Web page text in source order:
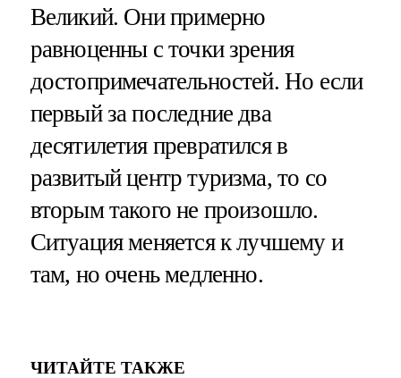
Великий. Они примерно
равноценны с точки зрения
достопримечательностей. Но если
первый за последние два
десятилетия превратился в
развитый центр туризма, то со
вторым такого не произошло.
Ситуация меняется к лучшему и
там, но очень медленно.
ЧИТАЙТЕ ТАКЖЕ